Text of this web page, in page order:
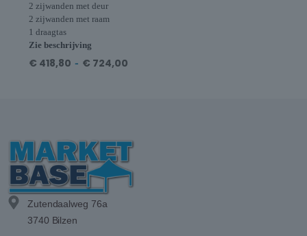
2 zijwanden met deur
2 zijwanden met raam
1 draagtas
Zie beschrijving
€ 418,80 - € 724,00
Zutendaalweg 76a
3740 Bilzen